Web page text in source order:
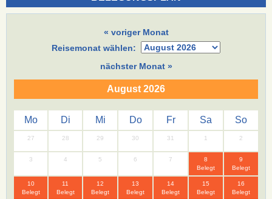
« voriger Monat
Reisemonat wählen:
nächster Monat »
August 2026
Mo Di Mi Do Fr Sa So
27 28 29 30 31 1 2
3 4 5 6 7
8
Belegt
9
Belegt
10
Belegt
11
Belegt
12
Belegt
13
Belegt
14
Belegt
15
Belegt
16
Belegt